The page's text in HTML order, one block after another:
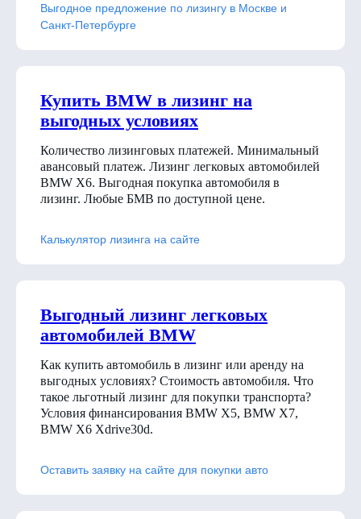
Выгодное предложение по лизингу в Москве и
Санкт-Петербурге
Купить BMW в лизинг на
выгодных условиях
Количество лизинговых платежей. Минимальный
авансовый платеж. Лизинг легковых автомобилей
BMW X6. Выгодная покупка автомобиля в
лизинг. Любые БМВ по доступной цене.
Калькулятор лизинга на сайте
Выгодный лизинг легковых
автомобилей BMW
Как купить автомобиль в лизинг или аренду на
выгодных условиях? Стоимость автомобиля. Что
такое льготный лизинг для покупки транспорта?
Условия финансирования BMW X5, BMW X7,
BMW X6 Xdrive30d.
Оставить заявку на сайте для покупки авто